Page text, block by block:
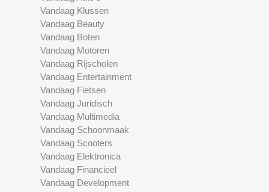
Vandaag Klussen
Vandaag Beauty
Vandaag Boten
Vandaag Motoren
Vandaag Rijscholen
Vandaag Entertainment
Vandaag Fietsen
Vandaag Juridisch
Vandaag Multimedia
Vandaag Schoonmaak
Vandaag Scooters
Vandaag Elektronica
Vandaag Financieel
Vandaag Development